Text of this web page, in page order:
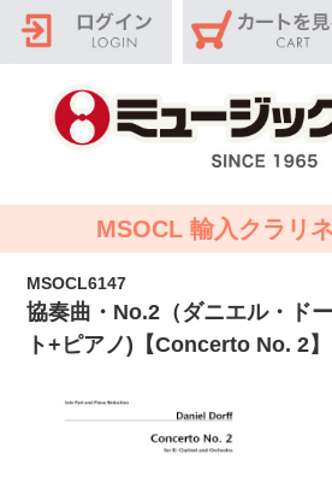
MSOCL 輸入クラリ
MSOCL6147
協奏曲・No.2（ダニエル・ド
ト+ピアノ)【Concerto No. 2】